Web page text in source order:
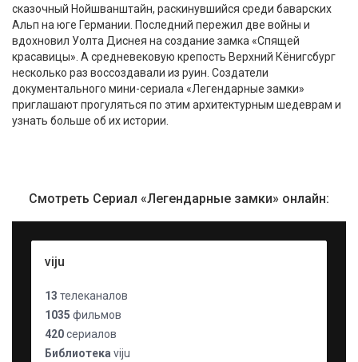
сказочный Нойшванштайн, раскинувшийся среди баварских
Альп на юге Германии. Последний пережил две войны и
вдохновил Уолта Диснея на создание замка «Спящей
красавицы». А средневековую крепость Верхний Кёнигсбург
несколько раз воссоздавали из руин. Создатели
документального мини-сериала «Легендарные замки»
приглашают прогуляться по этим архитектурным шедеврам и
узнать больше об их истории.
Смотреть Сериал «Легендарные замки» онлайн:
viju
13 телеканалов
1035 фильмов
420сериалов
Библиотека viju